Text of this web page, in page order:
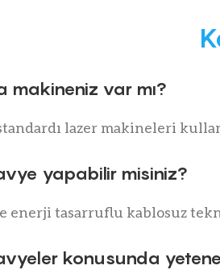
makineniz var mı?
lazer makineleri
yapabilir misiniz?
enerji tasarruflu kablosuz
konusunda